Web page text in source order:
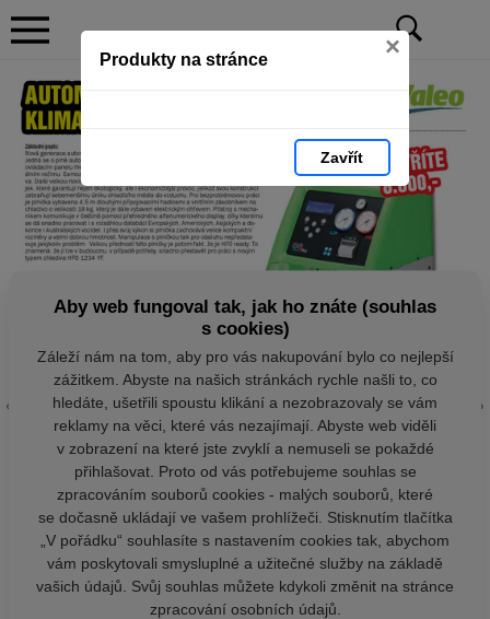
Produkty na stránce ×
Zavřít
Aby web fungoval tak, jak ho znáte (souhlas
s cookies)
Záleží nám na tom, aby pro vás nakupování bylo co nejlepší
zážitkem. Abyste na našich stránkách rychle našli to, co
hledáte, ušetřili spoustu klikání a nezobrazovaly se vám
reklamy na věci, které vás nezajímají. Abyste web viděli
v zobrazení na které jste zvyklí a nemuseli se pokaždé
přihlašovat. Proto od vás potřebujeme souhlas se
zpracováním souborů cookies - malých souborů, které
se dočasně ukládají ve vašem prohlížeči. Stisknutím tlačítka
„V pořádku“ souhlasíte s nastavením cookies tak, abychom
vám poskytovali smysluplné a užitečné služby na základě
vašich údajů. Svůj souhlas můžete kdykoli změnit na stránce
zpracování osobních údajů.